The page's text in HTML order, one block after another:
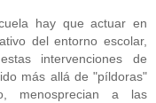
hay que actuar en
del entorno escolar,
intervenciones de
más allá de "píldoras"
menosprecian a las